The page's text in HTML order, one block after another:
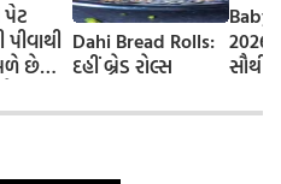
પેટ
છે
ફાયદા
Dahi Bread Rolls:
દહીં બ્રેડ રોલ્સ
Baby